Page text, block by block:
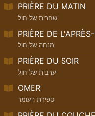
PRIÈRE DU MATIN
שחרית של חול
PRIÈRE DE
מנחה של חול
PRIÈRE DU SOIR
ערבית של חול
OMER
ספירת העומר